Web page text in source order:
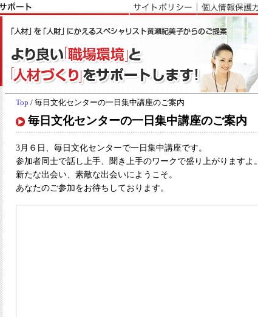
Top / 毎日文化センターの一日集中講座のご案内
毎日文化センターの一日集中講座のご案内
3月６日、毎日文化センターで一日集中講座です。
参加者同士で話し上手、聞き上手のワークで盛り上がりますよ
新たな出会い、素敵な出会いにようこそ。
あなたのご参加をお待ちしております。